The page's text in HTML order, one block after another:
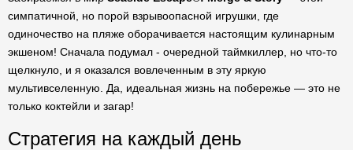
симпатичной, но порой взрывоопасной игрушки, где
одиночество на пляже оборачивается настоящим кулинарным
экшеном! Сначала подумал - очередной таймкиллер, но что-то
щелкнуло, и я оказался вовлеченным в эту яркую
мультивселенную. Да, идеальная жизнь на побережье — это не
только коктейли и загар!
Стратегия на каждый день